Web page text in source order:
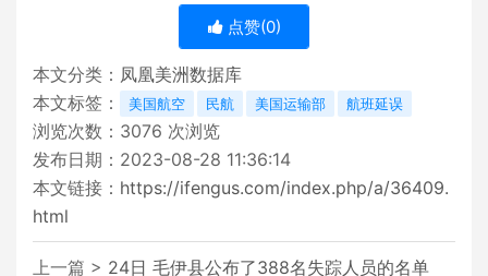
点赞(0)
本文分类： 凤凰美洲数据库
本文标签：
美国航空 民航 美国运输部 航班延误
浏览次数： 3076 次浏览
发布日期：2023-08-28 11:36:14
本文链接： https://ifengus.com/index.php/a/36409.
html
上一篇 > 24日 毛伊县公布了388名失踪人员的名单